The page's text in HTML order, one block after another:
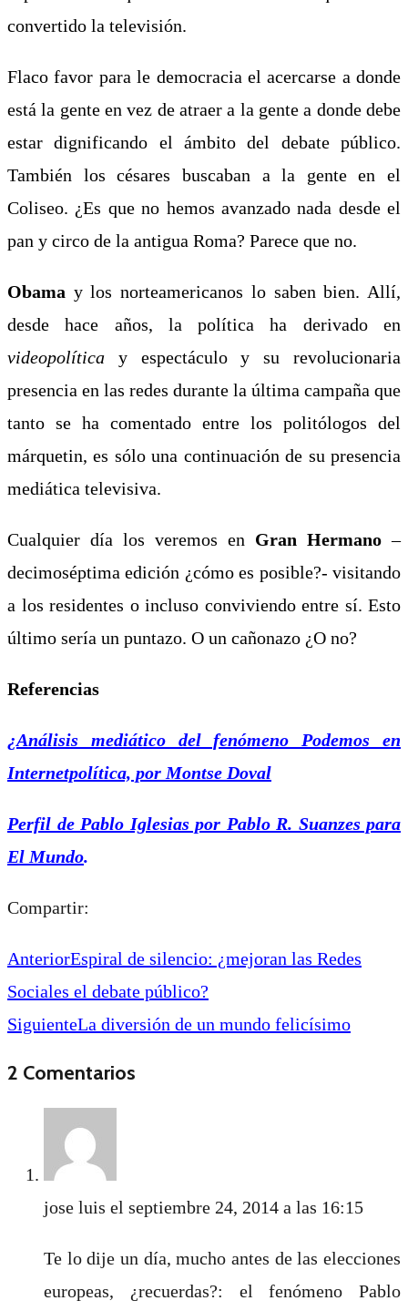
convertido la televisión.
Flaco favor para le democracia el acercarse a donde
está la gente en vez de atraer a la gente a donde debe
estar dignificando el ámbito del debate público.
También los césares buscaban a la gente en el
Coliseo. ¿Es que no hemos avanzado nada desde el
pan y circo de la antigua Roma? Parece que no.
Obama y los norteamericanos lo saben bien. Allí,
desde hace años, la política ha derivado en
videopolítica y espectáculo y su revolucionaria
presencia en las redes durante la última campaña que
tanto se ha comentado entre los politólogos del
márquetin, es sólo una continuación de su presencia
mediática televisiva.
Cualquier día los veremos en Gran Hermano –
decimoséptima edición ¿cómo es posible?- visitando
a los residentes o incluso conviviendo entre sí. Esto
último sería un puntazo. O un cañonazo ¿O no?
Referencias
¿Análisis mediático del fenómeno Podemos en
Internetpolítica, por Montse Doval
Perfil de Pablo Iglesias por Pablo R. Suanzes para
El Mundo.
Compartir:
AnteriorEspiral de silencio: ¿mejoran las Redes
Sociales el debate público?
SiguienteLa diversión de un mundo felicísimo
2 Comentarios
jose luis el septiembre 24, 2014 a las 16:15
Te lo dije un día, mucho antes de las elecciones
europeas, ¿recuerdas?: el fenómeno Pablo